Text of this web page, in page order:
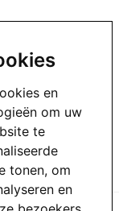
en
om uw
te
tonen, om
en